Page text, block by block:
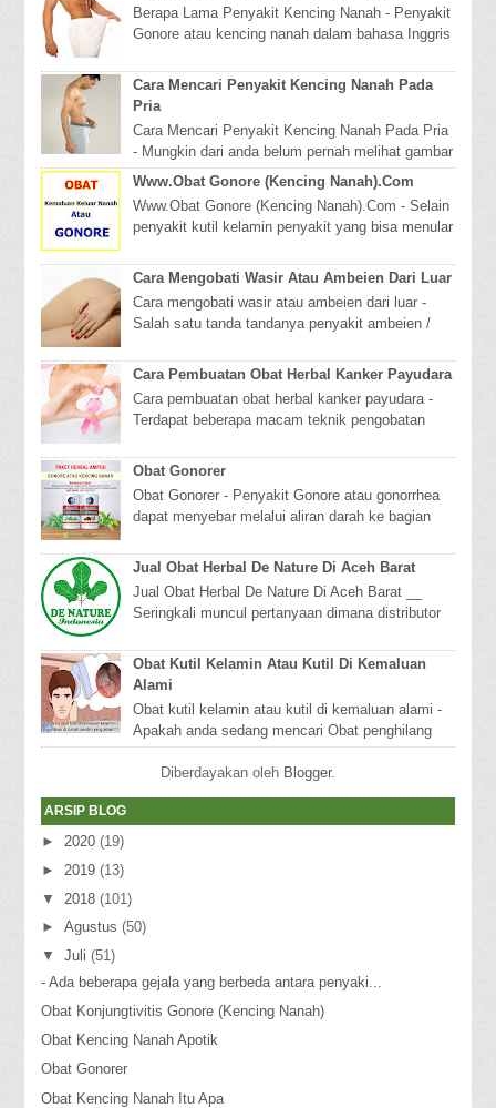
Berapa Lama Penyakit Kencing Nanah - Penyakit
Gonore atau kencing nanah dalam bahasa Inggris
Cara Mencari Penyakit Kencing Nanah Pada
Pria
Cara Mencari Penyakit Kencing Nanah Pada Pria
- Mungkin dari anda belum pernah melihat gambar
seorang yang terkena penyakit gonore atau ken...
Www.Obat Gonore (Kencing Nanah).Com
Www.Obat Gonore (Kencing Nanah).Com - Selain
penyakit kutil kelamin penyakit yang bisa menular
Cara Mengobati Wasir Atau Ambeien Dari Luar
Cara mengobati wasir atau ambeien dari luar -
Salah satu tanda tandanya penyakit ambeien /
...
Cara Pembuatan Obat Herbal Kanker Payudara
Cara pembuatan obat herbal kanker payudara -
Terdapat beberapa macam teknik pengobatan
payud...
Obat Gonorer
Obat Gonorer - Penyakit Gonore atau gonorrhea
dapat menyebar melalui aliran darah ke bagian
Jual Obat Herbal De Nature Di Aceh Barat
Jual Obat Herbal De Nature Di Aceh Barat __
Seringkali muncul pertanyaan dimana distributor
s...
Obat Kutil Kelamin Atau Kutil Di Kemaluan
Alami
Obat kutil kelamin atau kutil di kemaluan alami -
Apakah anda sedang mencari Obat penghilang
kutil di kemaluan tepat sekali anda mengunjung...
Diberdayakan oleh Blogger.
ARSIP BLOG
► 2020 (19)
►2019 (13)
▼
2018 (101)
►Agustus (50)
▼
Juli (51)
- Ada beberapa gejala yang berbeda antara penyaki...
Obat Konjungtivitis Gonore (Kencing Nanah)
Obat Kencing Nanah Apotik
Obat Gonorer
Obat Kencing Nanah Itu Apa